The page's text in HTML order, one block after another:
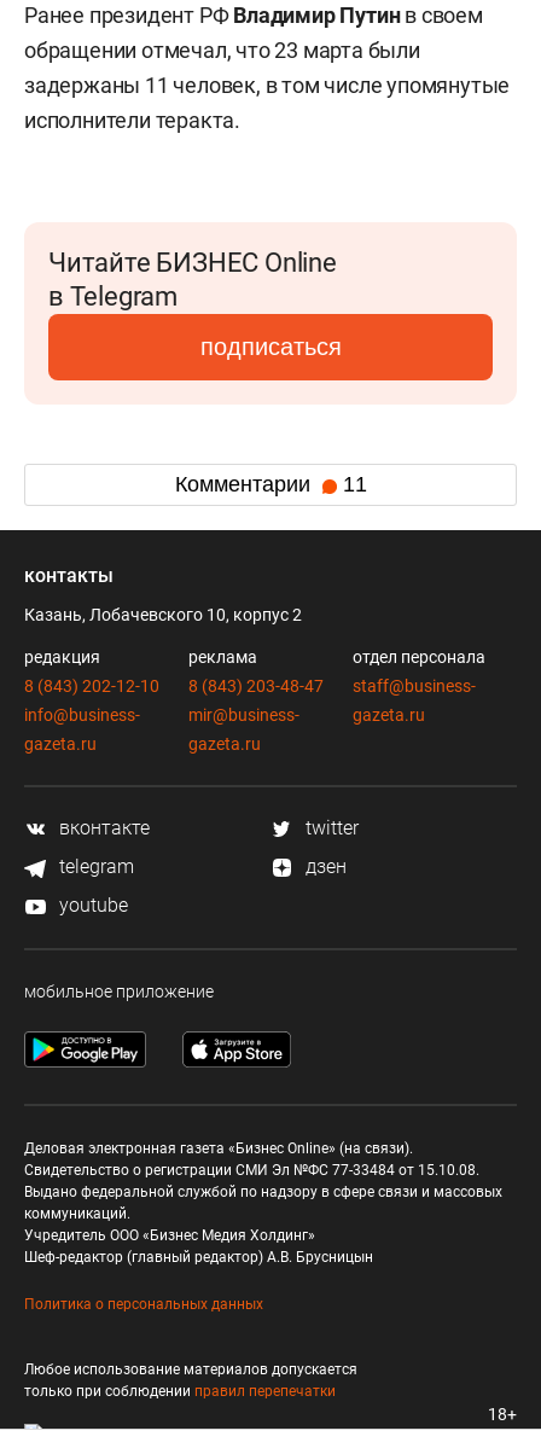
Ранее президент РФВладимир Путинв своем
обращении отмечал, что 23 марта были
задержаны 11 человек, в том числе упомянутые
исполнители теракта.
Читайте БИЗНЕС Online
в Telegram
подписаться
Комментарии 11
контакты
Казань, Лобачевского 10, корпус 2
редакция
8 (843) 202-12-10
info@business-
gazeta.ru
реклама
8 (843) 203-48-47
mir@business-
gazeta.ru
отдел персонала
staff@business-
gazeta.ru
вконтакте
twitter
telegram
дзен
youtube
мобильное приложение
Деловая электронная газета «Бизнес Online» (на связи).
Свидетельство о регистрации СМИ Эл №ФС 77-33484 от 15.10.08.
Выдано федеральной службой по надзору в сфере связи и массовых
коммуникаций.
Учредитель ООО «Бизнес Медия Холдинг»
Шеф-редактор (главный редактор) А.В. Брусницын
Политика о персональных данных
Любое использование материалов допускается
только при соблюдении правил перепечатки
18+